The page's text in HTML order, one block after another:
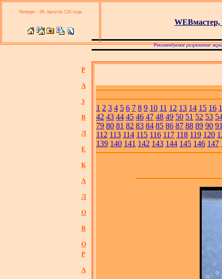
Четверг - 06 Августа 126 года
WEBмастер,
Р
А
З
В
Л
Е
К
А
Л
О
В
О
Р
А
Рекомендуемое разрешение
1 2 3 4 5 6 7 8 9 10 11 12 13 14 15 16
42 43 44 45 46 47 48 49 50 51 52 53
79 80 81 82 83 84 85 86 87 88 89 90
112 113 114 115 116 117 118 119 120
139 140 141 142 143 144 145 146 147